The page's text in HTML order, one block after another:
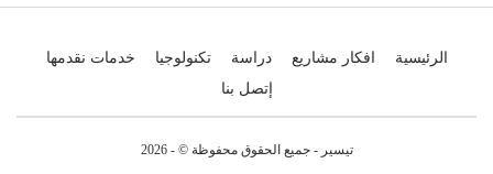
الرئيسية افكار مشاريع دراسة تكنولوجيا
خدمات نقدمها
إتصل بنا
تيسير - جميع الحقوق محفوظة © - 2026